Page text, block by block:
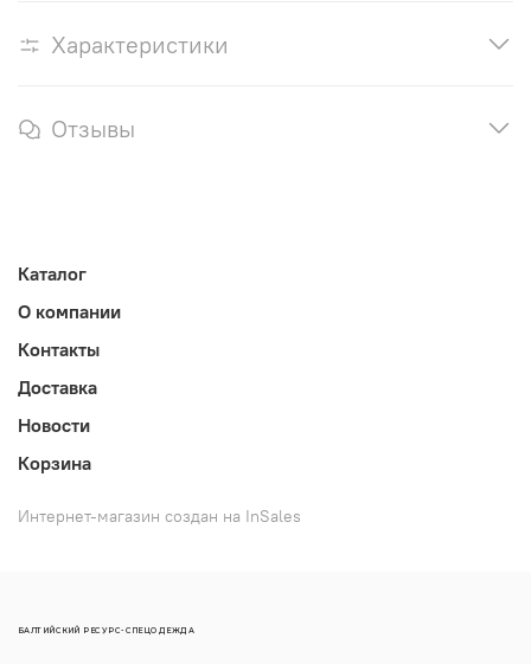
Характеристики
Отзывы
Каталог
О компании
Контакты
Доставка
Новости
Корзина
Интернет-магазин создан на InSales
БАЛТИЙСКИЙ РЕСУРС-СПЕЦОДЕЖДА